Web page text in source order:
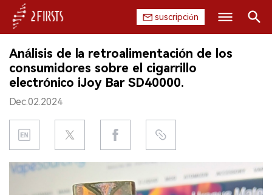
suscripción
INICIO
EMPRESA
PRODUCTO
REGULACIÓN
CHINA
Buscar
Análisis de la retroalimentación de los
consumidores sobre el cigarrillo
electrónico iJoy Bar SD40000.
Dec.02.2024